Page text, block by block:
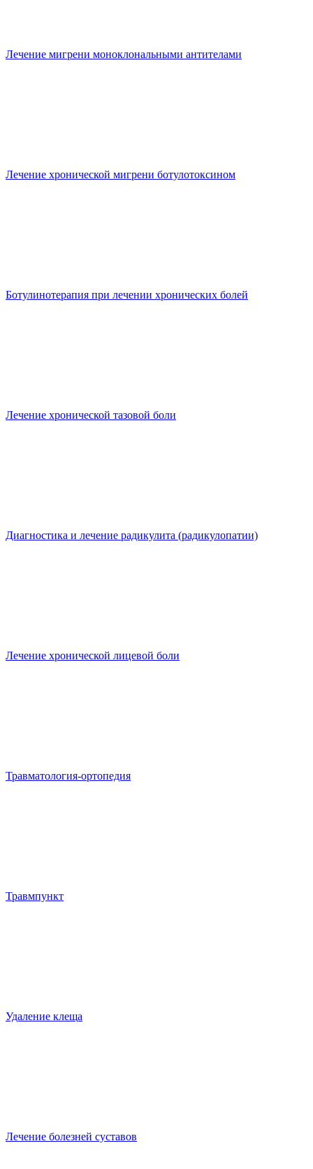
Лечение мигрени моноклональными антителами
Лечение хронической мигрени ботулотоксином
Ботулинотерапия при лечении хронических болей
Лечение хронической тазовой боли
Диагностика и лечение радикулита (радикулопатии)
Лечение хронической лицевой боли
Травматология-ортопедия
Травмпункт
Удаление клеща
Лечение болезней суставов